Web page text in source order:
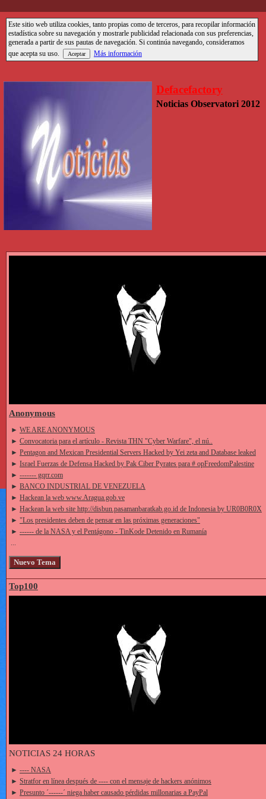
Este sitio web utiliza cookies, tanto propias como de terceros, para recopilar información
estadística sobre su navegación y mostrarle publicidad relacionada con sus preferencias,
generada a partir de sus pautas de navegación. Si continúa navegando, consideramos
que acepta su uso.
Más información
Defacefactory
Noticias Observatori 2012
Anonymous
► WE ARE ANONYMOUS
► Convocatoria para el artículo - Revista THN "Cyber ​​Warfare", el nú..
► Pentagon and Mexican Presidential Servers Hacked by Yei zeta and Database leaked
► Israel Fuerzas de Defensa Hacked by Pak Ciber Pyrates para # opFreedomPalestine
► ------- gqrr.com
► BANCO INDUSTRIAL DE VENEZUELA
► Hackean la web www.Aragua.gob.ve
► Hackean la web site http://disbun.pasamanbaratkab.go.id de Indonesia by UR0B0R0X
► "Los presidentes deben de pensar en las próximas generaciones"
► ------ de la NASA y el Pentágono - TinKode Detenido en Rumanía
...
Top100
NOTICIAS 24 HORAS
► ---- NASA
► Stratfor en línea después de ---- con el mensaje de hackers anónimos
► Presunto ´------´ niega haber causado pérdidas millonarias a PayPal